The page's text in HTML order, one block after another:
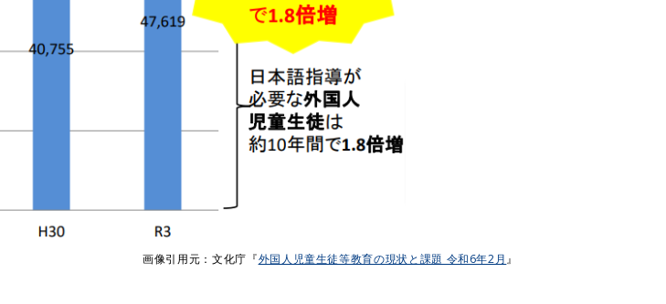
画像引用元：文化庁『外国人児童生徒等教育の現状と課題 令和6年2月』